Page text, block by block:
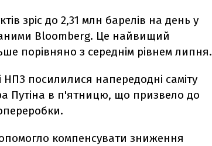
зріс до 2,31 млн барелів на день у
Bloomberg. Це найвищий
порівняно з середнім рівнем липня.
НПЗ посилилися напередодні саміту
Путіна в п'ятницю, що призвело до
компенсувати зниження